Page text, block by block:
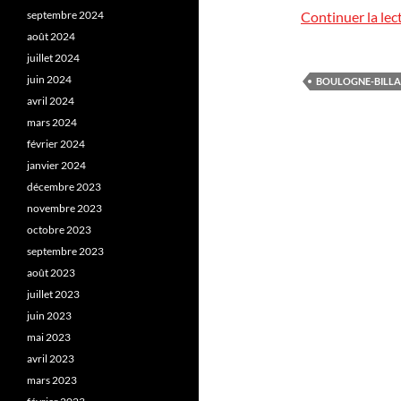
Continuer la
BOULOGNE-
septembre 2024
août 2024
juillet 2024
juin 2024
avril 2024
mars 2024
février 2024
janvier 2024
décembre 2023
novembre 2023
octobre 2023
septembre 2023
août 2023
juillet 2023
juin 2023
mai 2023
avril 2023
mars 2023